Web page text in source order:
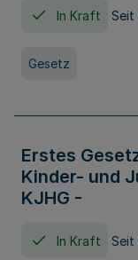
In Kraft Seit
Gesetz
Erstes
Kinder- und
KJHG -
In Kraft Seit